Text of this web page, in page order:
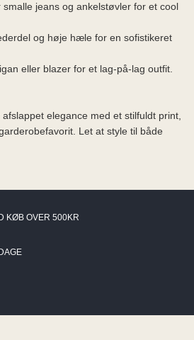
jeans og ankelstøvler for et cool
og høje hæle for en sofistikeret
eller blazer for et lag-på-lag outfit.
elegance med et stilfuldt print,
Let at style til både
KØB OVER 500KR